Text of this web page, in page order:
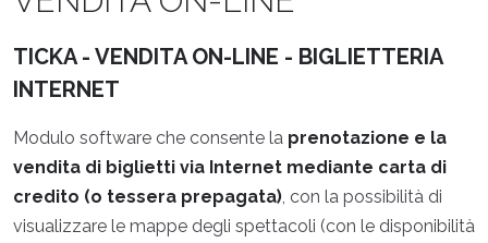
TICKA - VENDITA ON-LINE - BIGLIETTERIA
INTERNET
Modulo software che consente la prenotazione e la
vendita di biglietti via Internet mediante carta di
credito (o tessera prepagata), con la possibilità di
visualizzare le mappe degli spettacoli (con le disponibilità